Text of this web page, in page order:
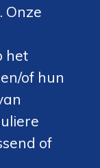
Onze
het
of hun
of